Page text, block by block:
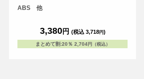
た出力用USBポートは2口搭載されているた
め、2台同時充電も可能です<br> ※本製品は
ABS 他
3,380円 (税込 3,718円)
まとめて割:20％ 2,704円（税込）